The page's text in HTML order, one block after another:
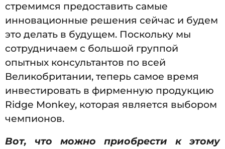
стремимся предоставить самые
инновационные решения сейчас и будем
это делать в будущем. Поскольку мы
сотрудничаем с большой группой
опытных консультантов по всей
Великобритании, теперь самое время
инвестировать в фирменную продукцию
Ridge Monkey, которая является выбором
чемпионов.
Вот, что можно приобрести к этому